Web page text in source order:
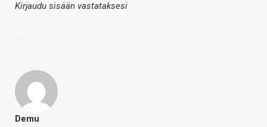
Kirjaudu sisään vastataksesi
Demu